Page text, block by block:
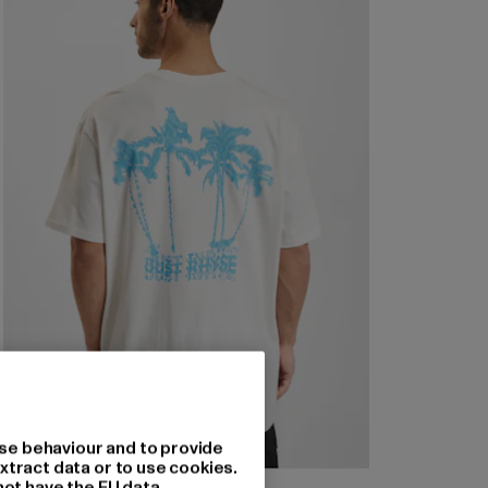
behaviour and to provide
data or to use cookies.